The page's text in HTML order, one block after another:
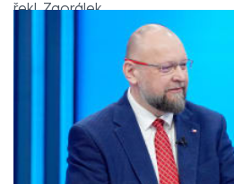
řekl Zaorálek.